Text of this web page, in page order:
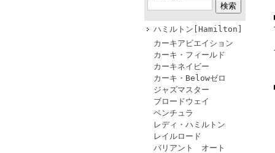
ハミルトン[Hamilton]
カーキアビエイション
カーキ・フィールド
カーキネイビー
カーキ・Belowゼロ
ジャズマスター
ブロードウェイ
ベンチュラ
レディ・ハミルトン
レイルロード
バリアント オート